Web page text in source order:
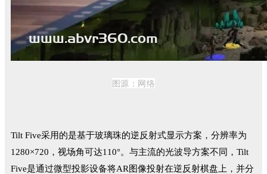
图源： 网络
Tilt Five采用的是基于玻璃珠的逆反射式显示方案，分辨率为
1280×720，视场角可达110°。与主流的光波导方案不同，Tilt
Five是通过微型投影设备将AR图像投射在逆反射棋盘上，并分